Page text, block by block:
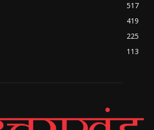
517
419
225
113